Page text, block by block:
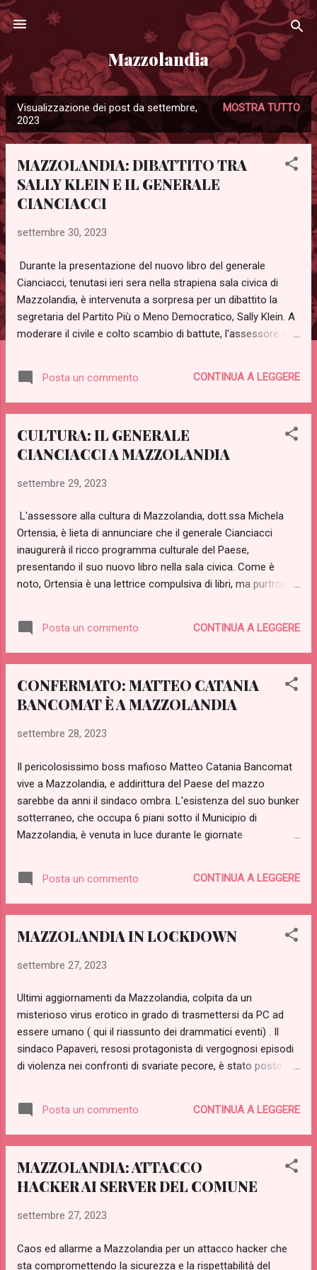
Passa ai contenuti principali
Mazzolandia
o
Visualizzazione dei post da settembre,
2023
MOSTRA TUTTO
MAZZOLANDIA: DIBATTITO TRA
SALLY KLEIN E IL GENERALE
CIANCIACCI
settembre 30, 2023
Durante la presentazione del nuovo libro del generale
Cianciacci, tenutasi ieri sera nella strapiena sala civica di
Mazzolandia, è intervenuta a sorpresa per un dibattito la
segretaria del Partito Più o Meno Democratico, Sally Klein. A
moderare il civile e colto scambio di battute, l'assessore alla
confronto. ORT: Ma che sorpresa! Carissima Sally Klein, la
invito a salire sul palco ed esprimere una sua valutazione
categoria ontologicamente problematica, inoltre dal punto di
vista pre-freudiano, post marxiano, quasi hegeliano devo dire
borghese, non proletario, volgarmente classista palco. ORT:
ORT: Ah, grazie generale, mirabile sintesi! Carissima Sally...ci
dica da lì il suo pensiero SK: met...
Posta un commento CONTINUA A LEGGERE
CULTURA: IL GENERALE
CIANCIACCI A MAZZOLANDIA
settembre 29, 2023
L'assessore alla cultura di Mazzolandia, dott.ssa Michela
Ortensia, è lieta di annunciare che il generale Cianciacci
inaugurerà il ricco programma culturale del Paese,
presentando il suo nuovo libro nella sala civica. Come è
noto, Ortensia è una lettrice compulsiva di libri, ma purtroppo
libro del generale Cianciacci mi ha particolarmente colpita ed
impressionata, ma non ricordo per cosa" ha dichiarato
Ortensia. "Sono felicissimo di poter presentare il mio libro a
in maniera dettagliata il contenuto, dato che qui nessuno ha
mai letto nulla in vita sua, a parte l'assessore, che per
città, Cianciacci ha voluto fare la spesa al supermercato
pesca. Alla domanda della cassiera su come mai
acquistasse quell'unico frutto...
Posta un commento CONTINUA A LEGGERE
CONFERMATO: MATTEO CATANIA
BANCOMAT È A MAZZOLANDIA
settembre 28, 2023
Il pericolosissimo boss mafioso Matteo Catania Bancomat
vive a Mazzolandia, e addirittura del Paese del mazzo
sarebbe da anni il sindaco ombra. L'esistenza del suo bunker
sotterraneo, che occupa 6 piani sotto il Municipio di
Mazzolandia, è venuta in luce durante le giornate
Fiorellini, rimasto immune al virus in quanto non ha mai
usato PC né smartphone in vita propria, ha fatto uso
pizzino. Il fedele sagrestano Giulio Incenso è stato inviato in
del Capo dei Capi. Matteo Catania Bancomat, da sempre
fede era certamente fondamentale nella battaglia contro il
virus, ma anche un po di tritolo nella sede del Comune
poteva non guastare. Si è quindi proceduto ad elim...
Posta un commento CONTINUA A LEGGERE
MAZZOLANDIA IN LOCKDOWN
settembre 27, 2023
Ultimi aggiornamenti da Mazzolandia, colpita da un
misterioso virus erotico in grado di trasmettersi da PC ad
essere umano ( qui il riassunto dei drammatici eventi) . Il
sindaco Papaveri, resosi protagonista di vergognosi episodi
di violenza nei confronti di svariate pecore, è stato posto in
confronti di molti altri soggetti. Il celeberrimo espertone
Buberto Rorioni, giunto in città, ha dichiarato: "È palese come
la velocità della luce: un virus non può trasmettersi da un
vibrazione del proprio smartphone, ha iniziato a denudarsi e
ad inseguire una capretta. Mentre si cerca di isolare i
vaccino a tecnologia BRNA (Bromuro Nell'Acqua), ma è
server del Comune. A Mazzolandia sono giunti Gill Bates e
Posta un commento CONTINUA A LEGGERE
MAZZOLANDIA: ATTACCO
HACKER AI SERVER DEL COMUNE
settembre 27, 2023
Caos ed allarme a Mazzolandia per un attacco hacker che
sta compromettendo la sicurezza e la rispettabilità del